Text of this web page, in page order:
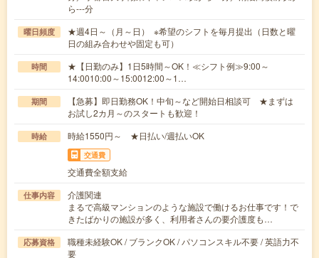
ら---分
曜日頻度
★週4日～（月～日） ※希望のシフトを毎月提出（日数と曜
日の組み合わせや固定も可）
時間
★【日勤のみ】1日5時間～OK！≪シフト例≫9:00～
14:0010:00～15:0012:00～1…
期間
【急募】即日勤務OK！中旬～など開始日相談可 ★まずは
お試し2カ月～のスタートも歓迎！
時給 時給1550円～ ★日払い/週払いOK
交通費
交通費全額支給
仕事内容
介護関連
まるで高級マンションのような施設で働けるお仕事です！で
きたばかりの施設が多く、利用者さんの要介護度も…
応募資格
職種未経験OK / ブランクOK / パソコンスキル不要 / 英語力不
要